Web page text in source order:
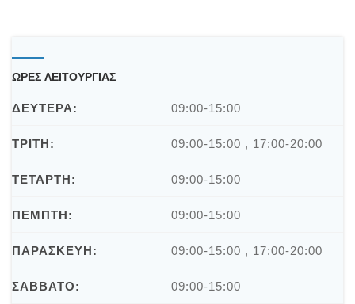
ΩΡΕΣ ΛΕΙΤΟΥΡΓΙΑΣ
ΔΕΥΤΕΡΑ: 09:00-15:00
ΤΡΙΤΗ: 09:00-15:00 , 17:00-20:00
ΤΕΤΑΡΤΗ: 09:00-15:00
ΠΕΜΠΤΗ: 09:00-15:00
ΠΑΡΑΣΚΕΥΗ: 09:00-15:00 , 17:00-20:00
ΣΑΒΒΑΤΟ: 09:00-15:00